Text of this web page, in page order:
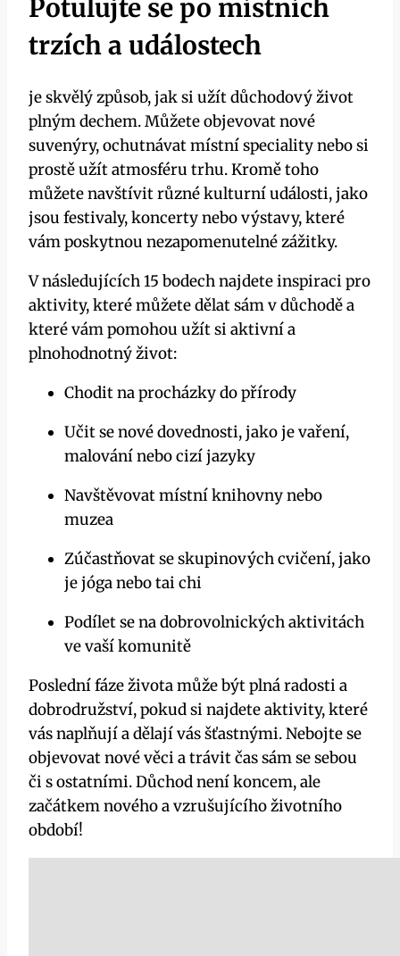
Potulujte se po místních
trzích a událostech
je skvělý způsob, jak si užít důchodový život
plným dechem. Můžete objevovat nové
suvenýry, ochutnávat místní speciality nebo si
prostě užít atmosféru trhu. Kromě toho
můžete navštívit různé kulturní události, jako
jsou festivaly, koncerty nebo výstavy, které
vám poskytnou nezapomenutelné zážitky.
V následujících 15 bodech najdete inspiraci pro
aktivity, které můžete dělat sám v důchodě a
které vám pomohou užít si aktivní a
plnohodnotný život:
Chodit na procházky do přírody
Učit se nové dovednosti, jako je vaření,
malování nebo cizí jazyky
Navštěvovat místní knihovny nebo
muzea
Zúčastňovat se skupinových cvičení, jako
je jóga nebo tai chi
Podílet se na dobrovolnických aktivitách
ve vaší komunitě
Poslední fáze života může být plná radosti a
dobrodružství, pokud si najdete aktivity, které
vás naplňují a dělají vás šťastnými. Nebojte se
objevovat nové věci a trávit čas sám se sebou
či s ostatními. Důchod není koncem, ale
začátkem nového a vzrušujícího životního
období!